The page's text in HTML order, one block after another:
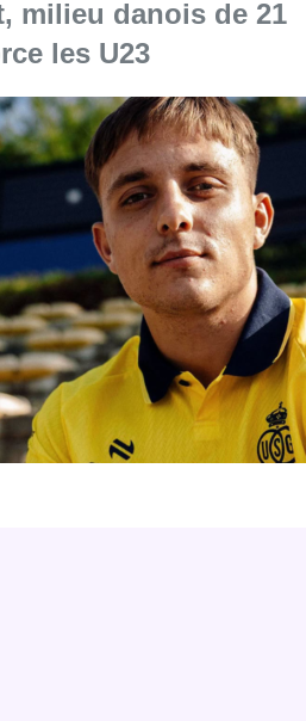
l'article "L’Union Saint-Gilloise